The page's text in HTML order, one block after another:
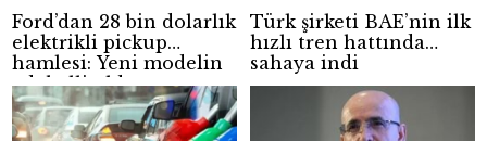
Ford’dan 28 bin dolarlık
elektrikli pickup
hamlesi: Yeni modelin
adı belli oldu
Türk şirketi BAE’nin ilk
hızlı tren hattında
sahaya indi